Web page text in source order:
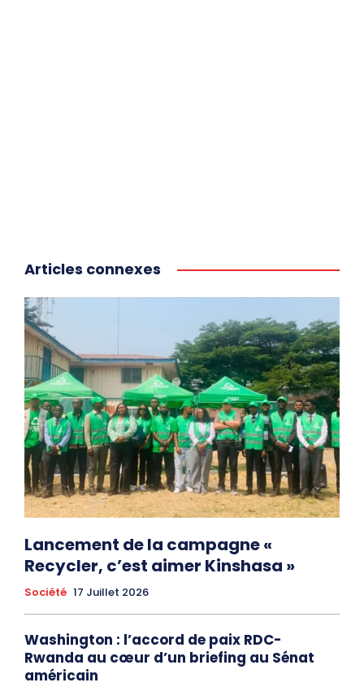
Articles connexes
Lancement de la campagne «
Recycler, c’est aimer Kinshasa »
Société 17 Juillet 2026
Washington : l’accord de paix RDC-
Rwanda au cœur d’un briefing au Sénat
américain